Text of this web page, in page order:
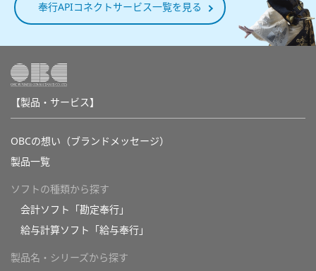
奉行APIコネクトサービス一覧を見る
【製品・サービス】
OBCの想い（ブランドメッセージ）
製品一覧
ソフトの種類から探す
会計ソフト「勘定奉行」
給与計算ソフト「給与奉行」
製品名・シリーズから探す